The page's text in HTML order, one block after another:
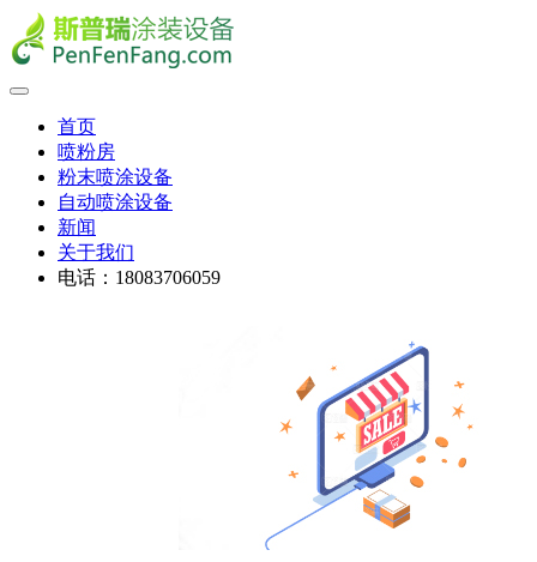
首页
喷粉房
粉末喷涂设备
自动喷涂设备
新闻
关于我们
电话：18083706059